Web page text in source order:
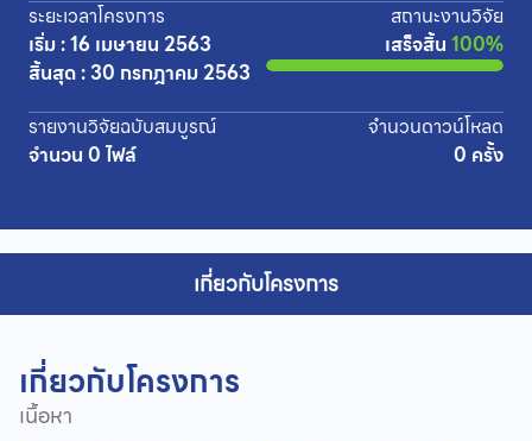
ระยะเวลาโครงการ
เริ่ม : 16 เมษายน 2563
สิ้นสุด : 30 กรกฎาคม 2563
สถานะงานวิจัย
เสร็จสิ้น 100%
รายงานวิจัยฉบับสมบูรณ์
จำนวน 0 ไฟล์
จำนวนดาวน์โหลด
0 ครั้ง
เกี่ยวกับโครงการ
เกี่ยวกับโครงการ
เนื้อหา